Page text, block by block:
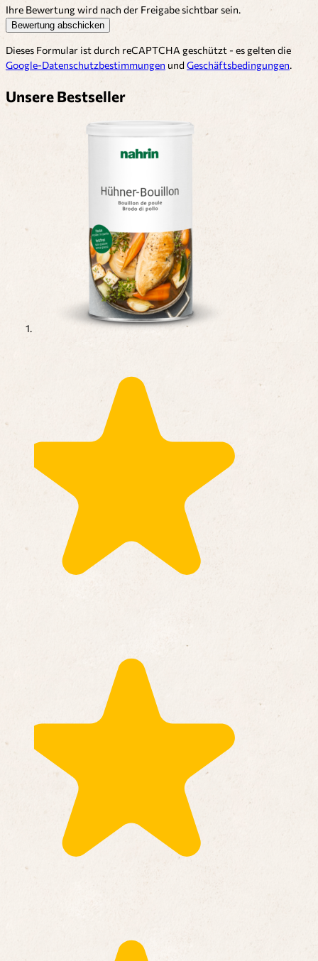
Ihre Bewertung wird nach der Freigabe sichtbar sein.
Bewertung abschicken
Dieses Formular ist durch reCAPTCHA geschützt - es gelten die
Google-Datenschutzbestimmungen und Geschäftsbedingungen.
Unsere Bestseller